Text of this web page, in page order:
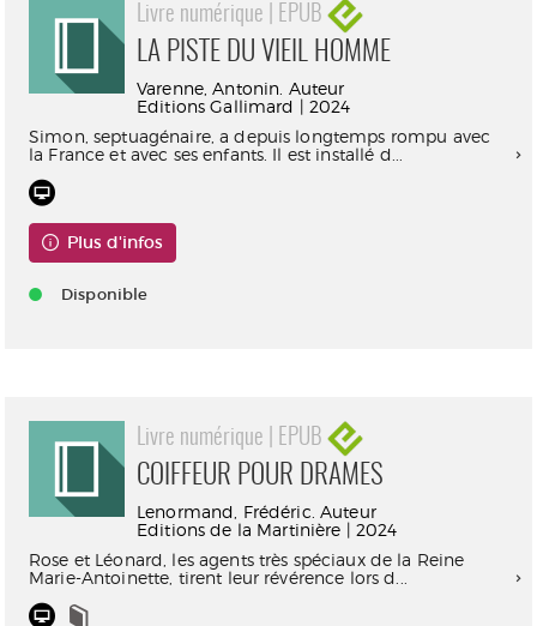
Livre numérique | EPUB
LA PISTE DU VIEIL HOMME
Varenne, Antonin. Auteur
Editions Gallimard | 2024
Simon, septuagénaire, a depuis longtemps rompu avec
la France et avec ses enfants. Il est installé d...
Plus d'infos
Disponible
Livre numérique | EPUB
COIFFEUR POUR DRAMES
Lenormand, Frédéric. Auteur
Editions de la Martinière | 2024
Rose et Léonard, les agents très spéciaux de la Reine
Marie-Antoinette, tirent leur révérence lors d...